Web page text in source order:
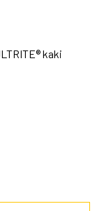
kaki